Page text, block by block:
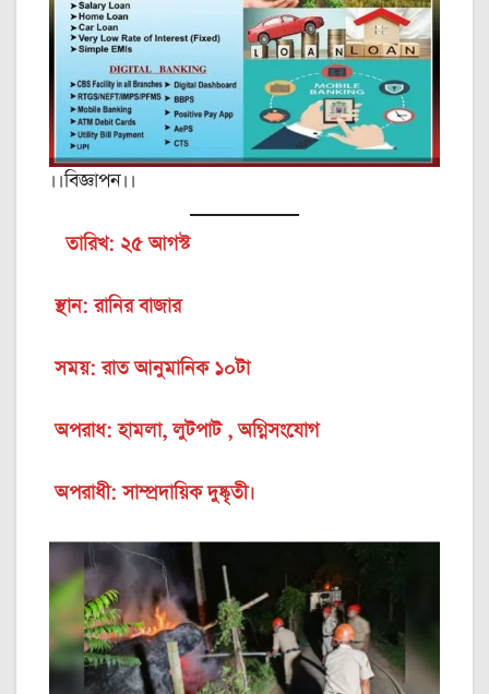
।।বিজ্ঞাপন।।
তারিখ: ২৫ আগস্ট
স্থান: রানির বাজার
সময়: রাত আনুমানিক ১০টা
অপরাধ: হামলা, লুটপাট , অগ্নিসংযোগ
অপরাধী: সাম্প্রদায়িক দুষ্কৃতী।